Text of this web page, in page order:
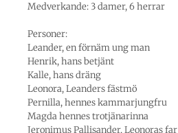
Medverkande: 3 damer, 6 herrar
Personer:
Leander, en förnäm ung man
Henrik, hans betjänt
Kalle, hans dräng
Leonora, Leanders fästmö
Pernilla, hennes kammarjungfru
Magda hennes trotjänarinna
Jeronimus Pallisander, Leonoras far